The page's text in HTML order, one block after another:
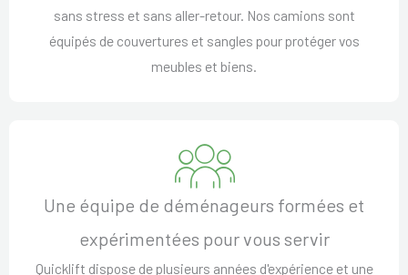
sans stress et sans aller-retour. Nos camions sont
équipés de couvertures et sangles pour protéger vos
meubles et biens.
Une équipe de déménageurs formées et
expérimentées pour vous servir
Quicklift dispose de plusieurs années d'expérience et une